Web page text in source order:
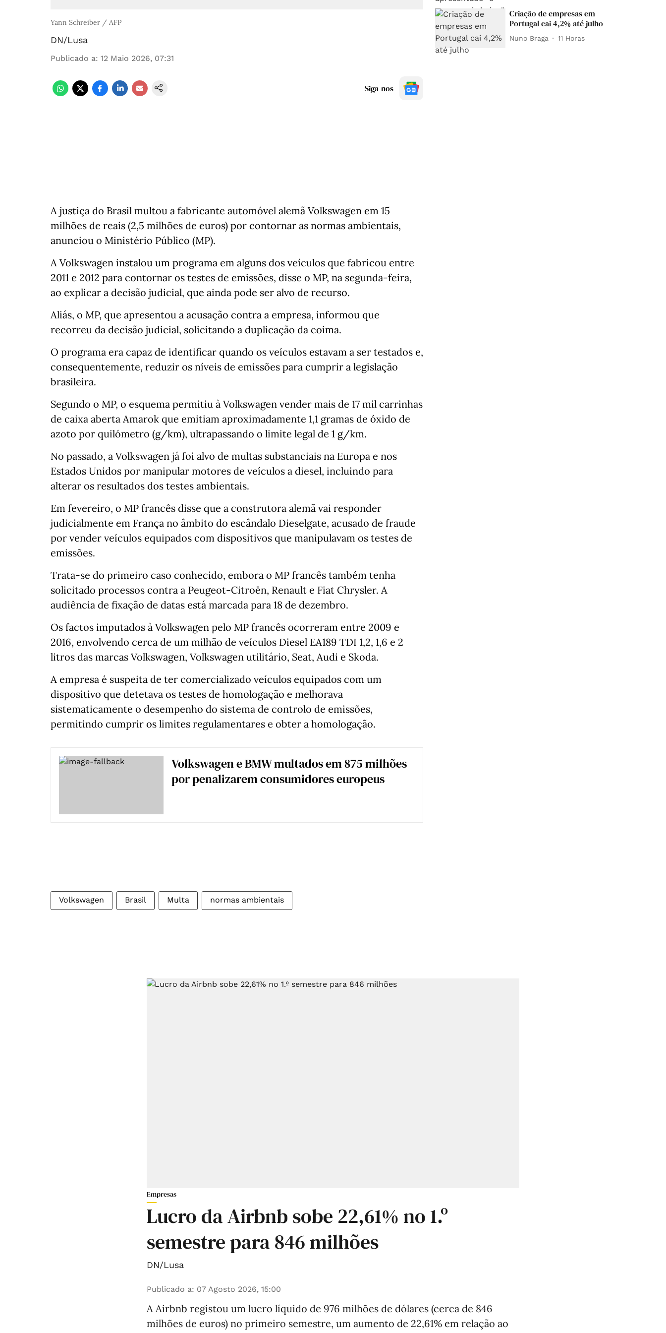
Yann Schreiber / AFP
DN/Lusa
Publicado a: 12 Maio 2026, 07:31
Siga-nos
A justiça do Brasil multou a fabricante automóvel alemã Volkswagen em 15
milhões de reais (2,5 milhões de euros) por contornar as normas ambientais,
anunciou o Ministério Público (MP).
A Volkswagen instalou um programa em alguns dos veículos que fabricou entre
2011 e 2012 para contornar os testes de emissões, disse o MP, na segunda-feira,
ao explicar a decisão judicial, que ainda pode ser alvo de recurso.
Aliás, o MP, que apresentou a acusação contra a empresa, informou que
recorreu da decisão judicial, solicitando a duplicação da coima.
O programa era capaz de identificar quando os veículos estavam a ser testados e,
consequentemente, reduzir os níveis de emissões para cumprir a legislação
brasileira.
Segundo o MP, o esquema permitiu à Volkswagen vender mais de 17 mil carrinhas
de caixa aberta Amarok que emitiam aproximadamente 1,1 gramas de óxido de
azoto por quilómetro (g/km), ultrapassando o limite legal de 1 g/km.
No passado, a Volkswagen já foi alvo de multas substanciais na Europa e nos
Estados Unidos por manipular motores de veículos a diesel, incluindo para
alterar os resultados dos testes ambientais.
Em fevereiro, o MP francês disse que a construtora alemã vai responder
judicialmente em França no âmbito do escândalo Dieselgate, acusado de fraude
por vender veículos equipados com dispositivos que manipulavam os testes de
emissões.
Trata-se do primeiro caso conhecido, embora o MP francês também tenha
solicitado processos contra a Peugeot-Citroën, Renault e Fiat Chrysler. A
audiência de fixação de datas está marcada para 18 de dezembro.
Os factos imputados à Volkswagen pelo MP francês ocorreram entre 2009 e
2016, envolvendo cerca de um milhão de veículos Diesel EA189 TDI 1,2, 1,6 e 2
litros das marcas Volkswagen, Volkswagen utilitário, Seat, Audi e Skoda.
A empresa é suspeita de ter comercializado veículos equipados com um
dispositivo que detetava os testes de homologação e melhorava
sistematicamente o desempenho do sistema de controlo de emissões,
permitindo cumprir os limites regulamentares e obter a homologação.
Volkswagen e BMW multados em 875 milhões
por penalizarem consumidores europeus
Volkswagen Brasil Multa normas ambientais
Criação de empresas em
Portugal cai 4,2% até julho
Nuno Braga 11 Horas
Empresas
Lucro da Airbnb sobe 22,61% no 1.º
semestre para 846 milhões
DN/Lusa
Publicado a: 07 Agosto 2026, 15:00
A Airbnb registou um lucro líquido de 976 milhões de dólares (cerca de 846
milhões de euros) no primeiro semestre, um aumento de 22,61% em relação ao